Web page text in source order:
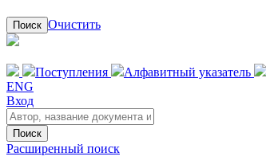
Поиск Очистить
Поступления Алфавитный указатель
ENG
Вход
Поиск
Расширенный поиск